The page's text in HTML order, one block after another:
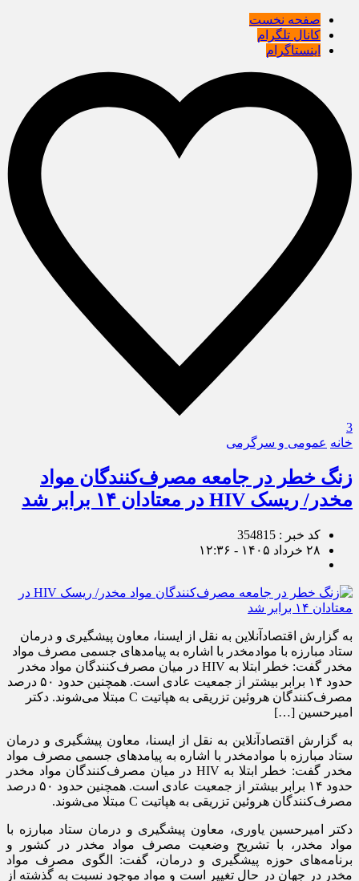
صفحه نخست
کانال تلگرام
اینستاگرام
3
خانه عمومی و سرگرمی
زنگ خطر در جامعه مصرف‌کنندگان مواد
مخدر/ ریسک HIV در معتادان ۱۴ برابر شد
کد خبر : 354815
۲۸ خرداد ۱۴۰۵ - ۱۲:۳۶
به گزارش اقتصادآنلاین به نقل از ایسنا، معاون پیشگیری و درمان
ستاد مبارزه با موادمخدر با اشاره به پیامد‌های جسمی مصرف مواد
مخدر گفت: خطر ابتلا به HIV در میان مصرف‌کنندگان مواد مخدر
حدود ۱۴ برابر بیشتر از جمعیت عادی است. همچنین حدود ۵۰ درصد
مصرف‌کنندگان هروئین تزریقی به هپاتیت C مبتلا می‌شوند. دکتر
امیرحسین […]
به گزارش اقتصادآنلاین به نقل از ایسنا، معاون پیشگیری و درمان
ستاد مبارزه با موادمخدر با اشاره به پیامد‌های جسمی مصرف مواد
مخدر گفت: خطر ابتلا به HIV در میان مصرف‌کنندگان مواد مخدر
حدود ۱۴ برابر بیشتر از جمعیت عادی است. همچنین حدود ۵۰ درصد
مصرف‌کنندگان هروئین تزریقی به هپاتیت C مبتلا می‌شوند.
دکتر امیرحسین یاوری، معاون پیشگیری و درمان ستاد مبارزه با
مواد مخدر، با تشریح وضعیت مصرف مواد مخدر در کشور و
برنامه‌های حوزه پیشگیری و درمان، گفت: الگوی مصرف مواد
مخدر در جهان در حال تغییر است و مواد موجود نسبت به گذشته از